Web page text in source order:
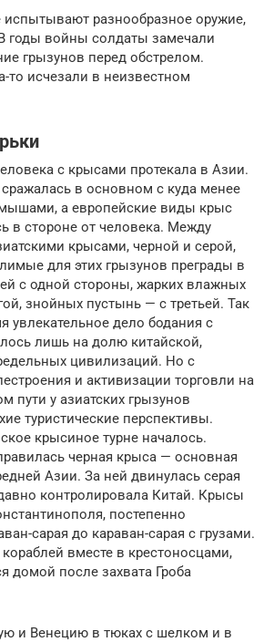
испытывают разнообразное оружие,
годы войны солдаты замечали
грызунов перед обстрелом.
то исчезали в неизвестном
с крысами протекала в Азии.
в основном с куда менее
а европейские виды крыс
в стороне от человека. Между
крысами, черной и серой,
для этих грызунов преграды в
с одной стороны, жарких влажных
знойных пустынь — с третьей. Так
увлекательное дело бодания с
лишь на долю китайской,
цивилизаций. Но с
и активизации торговли на
пути у азиатских грызунов
туристические перспективы.
крысиное турне началось.
черная крыса — основная
Азии. За ней двинулась серая
контролировала Китай. Крысы
постепенно
сарая до караван-сарая с грузами.
вместе в крестоносцами,
домой после захвата Гроба
и Венецию в тюках с шелком и в